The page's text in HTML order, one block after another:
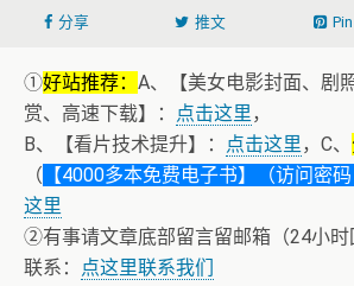
分享 推文 Pin
①好站推荐： A、【美女电影封面、剧
赏、高速下载】：
点击这里，
B、【看片技术提升】：
点击这里，C、
（ 【4000多本免费电子书】（访问密码
这里
②有事请文章底部留言留邮箱（24小时
联系：
点这里联系我们